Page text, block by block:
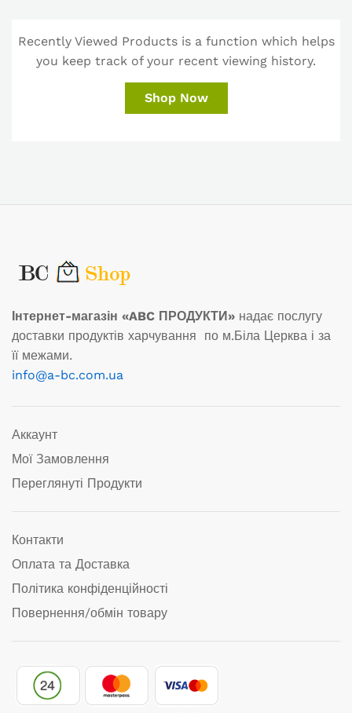
Recently Viewed Products is a function which helps
you keep track of your recent viewing history.
Shop Now
Інтернет-магазін «ABC ПРОДУКТИ» надає послугу
доставки продуктів харчування по м.Біла Церква і за
її межами.
info@a-bc.com.ua
Аккаунт
Мої Замовлення
Переглянуті Продукти
Контакти
Оплата та Доставка
Політика конфіденційності
Повернення/обмін товару